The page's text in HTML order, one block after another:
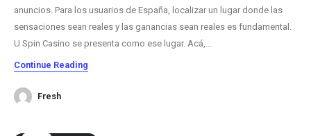
anuncios. Para los usuarios de España, localizar un lugar donde las
sensaciones sean reales y las ganancias sean reales es fundamental.
U Spin Casino se presenta como ese lugar. Acá,...
Continue Reading
Fresh